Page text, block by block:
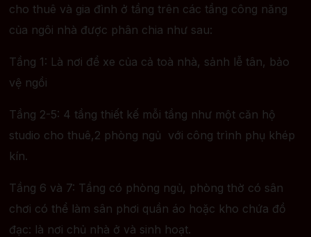
cho thuê và gia đình ở tầng trên các tầng công năng
của ngôi nhà được phân chia như sau:
Tầng 1: Là nơi để xe của cả toà nhà, sảnh lễ tân, bảo
vệ ngồi
Tầng 2-5: 4 tầng thiết kế mỗi tầng như một căn hộ
studio cho thuê,2 phòng ngủ với công trình phụ khép
kín.
Tầng 6 và 7: Tầng có phòng ngủ, phòng thờ có sân
chơi có thể làm sân phơi quần áo hoặc kho chứa đồ
đạc: là nơi chủ nhà ở và sinh hoạt.